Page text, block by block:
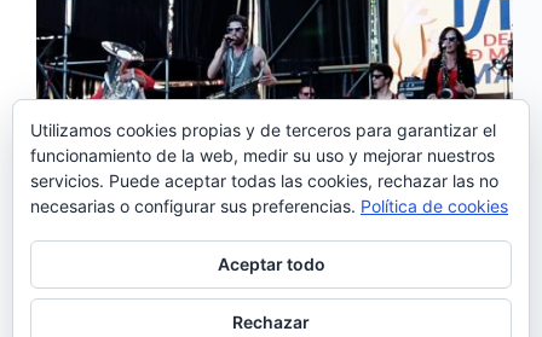
El 15 de mayo las Fiestas de San Isidro de
Madrid acogían la actuación de la banda Kumpania
Algazarra. Los portugueses fueron los anfitriones de
lujo de una gran fiesta en la capital. La banda
formada por Gil Gonçalves ( Tuba y
trombón), Helder Silva, (Percusión,…
Noemí Sánchez
19/05/2019
Utilizamos cookies propias y de terceros para garantizar el
funcionamiento de la web, medir su uso y mejorar nuestros
servicios. Puede aceptar todas las cookies, rechazar las no
necesarias o configurar sus preferencias. Política de cookies
Aceptar todo
Rechazar